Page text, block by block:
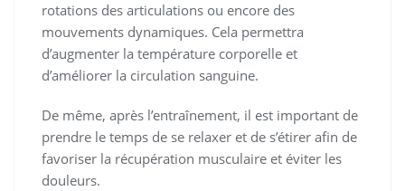
rotations des articulations ou encore des
mouvements dynamiques. Cela permettra
d’augmenter la température corporelle et
d’améliorer la circulation sanguine.
De même, après l’entraînement, il est important de
prendre le temps de se relaxer et de s’étirer afin de
favoriser la récupération musculaire et éviter les
douleurs.